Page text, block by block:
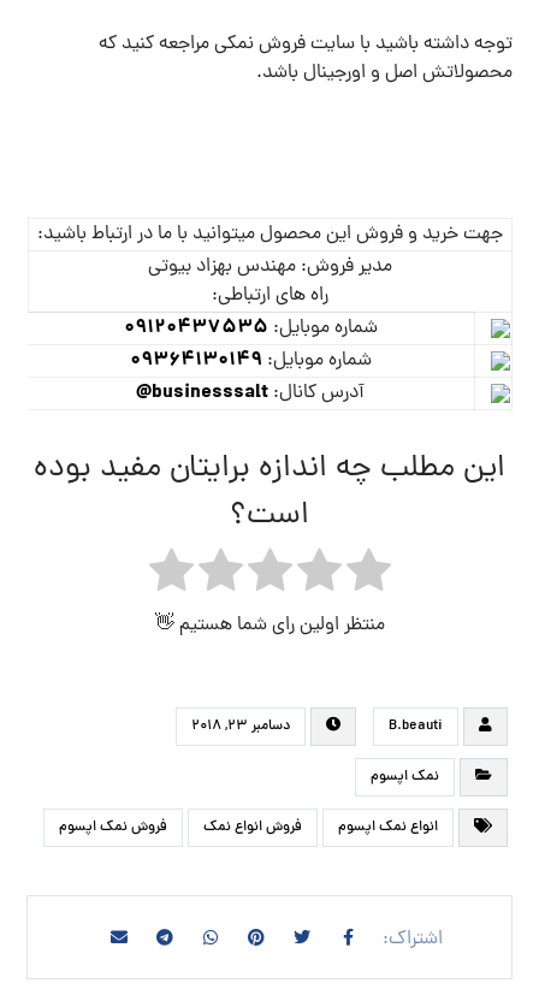
توجه داشته باشید با سایت فروش نمکی مراجعه کنید که
محصولاتش اصل و اورجینال باشد.
جهت خرید و فروش این محصول میتوانید با ما در ارتباط باشید:
مدیر فروش: مهندس بهزاد بیوتی
راه های ارتباطی:
شماره موبایل: 09120437535
شماره موبایل: 09364130149
آدرس کانال: businesssalt@
این مطلب چه اندازه برایتان مفید بوده
است؟
منتظر اولین رای شما هستیم 👋
B.beauti دسامبر ۲۳, ۲۰۱۸
نمک اپسوم
انواع نمک اپسوم فروش انواع نمک فروش نمک اپسوم